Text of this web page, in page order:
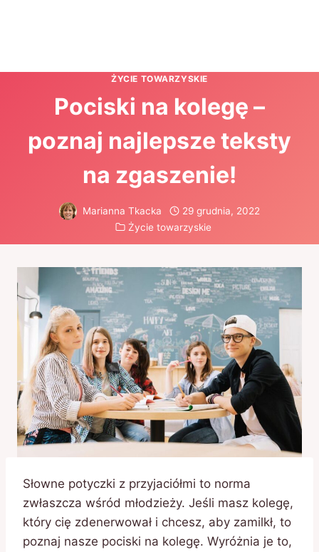
ŻYCIE TOWARZYSKIE
Pociski na kolegę –
poznaj najlepsze teksty
na zgaszenie!
Marianna Tkacka
29 grudnia, 2022
Życie towarzyskie
Słowne potyczki z przyjaciółmi to norma
zwłaszcza wśród młodzieży. Jeśli masz kolegę,
który cię zdenerwował i chcesz, aby zamilkł, to
poznaj nasze pociski na kolegę. Wyróżnia je to,